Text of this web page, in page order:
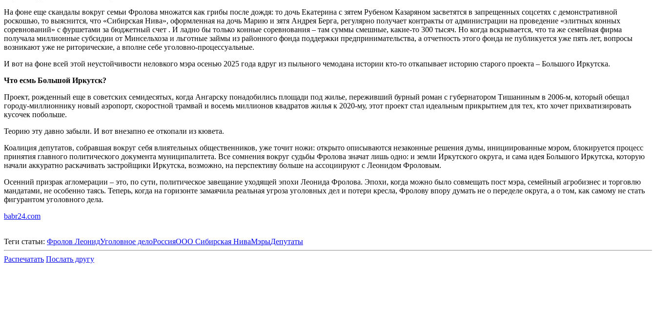
На фоне еще скандалы вокруг семьи Фролова множатся как грибы после дождя: то дочь Екатерина с зятем Рубеном Казаряном засветятся в запрещенных соцсетях с демонстративной
роскошью, то выяснится, что «Сибирская Нива», оформленная на дочь Марию и зятя Андрея Берга, регулярно получает контракты от администрации на проведение «элитных конных
соревнований» с фуршетами за бюджетный счет . И ладно бы только конные соревнования – там суммы смешные, какие-то 300 тысяч. Но когда вскрывается, что та же семейная фирма
получала миллионные субсидии от Минсельхоза и льготные займы из районного фонда поддержки предпринимательства, а отчетность этого фонда не публикуется уже пять лет, вопросы
возникают уже не риторические, а вполне себе уголовно-процессуальные.
И вот на фоне всей этой неустойчивости неловкого мэра осенью 2025 года вдруг из пыльного чемодана истории кто-то откапывает историю старого проекта – Большого Иркутска.
Что есмь Большой Иркутск?
Проект, рожденный еще в советских семидесятых, когда Ангарску понадобились площади под жилье, переживший бурный роман с губернатором Тишаниным в 2006-м, который обещал
городу-миллионнику новый аэропорт, скоростной трамвай и восемь миллионов квадратов жилья к 2020-му, этот проект стал идеальным прикрытием для тех, кто хочет прихватизировать
кусочек побольше.
Теорию эту давно забыли. И вот внезапно ее откопали из кювета.
Коалиция депутатов, собравшая вокруг себя влиятельных общественников, уже точит ножи: открыто описываются незаконные решения думы, инициированные мэром, блокируется процесс
принятия главного политического документа муниципалитета. Все сомнения вокруг судьбы Фролова значат лишь одно: и земли Иркутского округа, и сама идея Большого Иркутска, которую
начали аккуратно раскачивать застройщики Иркутска, возможно, на перспективу больше на ассоциируют с Леонидом Фроловым.
Осенний призрак агломерации – это, по сути, политическое завещание уходящей эпохи Леонида Фролова. Эпохи, когда можно было совмещать пост мэра, семейный агробизнес и торговлю
мандатами, не особенно таясь. Теперь, когда на горизонте замаячила реальная угроза уголовных дел и потери кресла, Фролову впору думать не о переделе округа, а о том, как самому не стать
фигурантом уголовного дела.
babr24.com
Теги статьи: Фролов ЛеонидУголовное делоРоссияООО Сибирская НиваМэрыДепутаты
Распечатать Послать другу